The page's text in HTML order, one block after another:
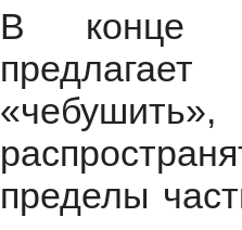
В конце
пределы